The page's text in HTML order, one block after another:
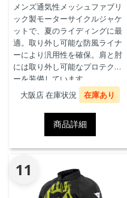
メンズ通気性メッシュファブリ
ック製モーターサイクルジャケ
ットで、夏のライディングに最
適。取り外し可能な防風ライナ
ーにより汎用性を確保。肩と肘
には取り外し可能なプロテクタ
ーを装備しています。
大阪店 在庫状況
在庫あり
商品詳細
11